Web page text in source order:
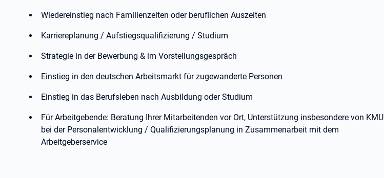
Wiedereinstieg nach Familienzeiten oder beruflichen Auszeiten
Karriereplanung / Aufstiegsqualifizierung / Studium
Strategie in der Bewerbung & im Vorstellungsgespräch
Einstieg in den deutschen Arbeitsmarkt für zugewanderte Personen
Einstieg in das Berufsleben nach Ausbildung oder Studium
Für Arbeitgebende: Beratung Ihrer Mitarbeitenden vor Ort, Unterstützung insbesondere von KMU
bei der Personalentwicklung / Qualifizierungsplanung in Zusammenarbeit mit dem
Arbeitgeberservice